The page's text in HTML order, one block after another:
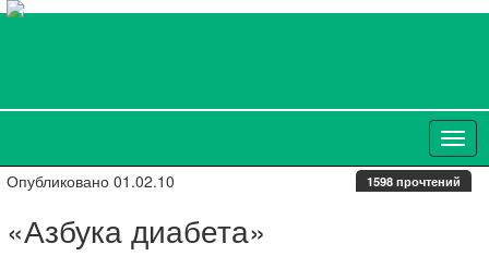
Опубликовано 01.02.10 1598 прочтений
«Азбука диабета»